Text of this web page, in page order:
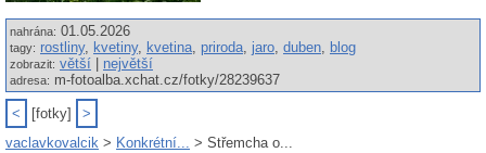
nahrána: 01.05.2026
tagy: rostliny, kvetiny, kvetina, priroda, jaro, duben, blog
zobrazit: větší největší
adresa: m-fotoalba.xchat.cz/fotky/28239637
< [fotky]
>
vaclavkovalcik > Konkrétní... > Střemcha o...